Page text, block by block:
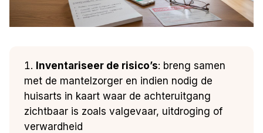
Inventariseer de risico’s: breng samen
met de mantelzorger en indien nodig de
huisarts in kaart waar de achteruitgang
zichtbaar is zoals valgevaar, uitdroging of
verwardheid